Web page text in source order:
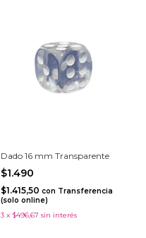
Dado 16 mm Transparente
$1.490
$1.415,50 con Transferencia
(solo online)
3 x $496,67 sin interés